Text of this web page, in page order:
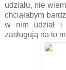
udziału, nie
chciałabym
w nim udział i
zasługują na to